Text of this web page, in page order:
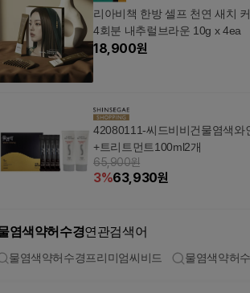
리아비책 한방 셀프 천연 새치
4회분 내추럴브라운 10g x 4ea
18,900원
42080111-씨드비비건물염색와
+트리트먼트100ml2개
65,900원
3%63,930원
염색약허수경연관검색어
물염색약허수경프리미엄씨비드 물염색약허